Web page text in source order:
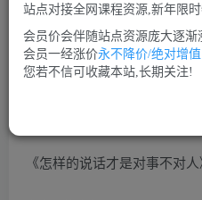
立即
您当前未登录！
《怎样的说话才是对事不对
站点对接全网课程资源,新年限
会员价会伴随站点资源庞大逐渐
会员一经涨价永不降价/绝对增值
您若不信可收藏本站,长期关注!